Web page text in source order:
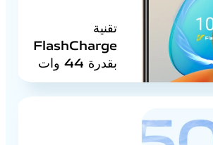
تقنية
FlashCharge
بقدرة 44 وات